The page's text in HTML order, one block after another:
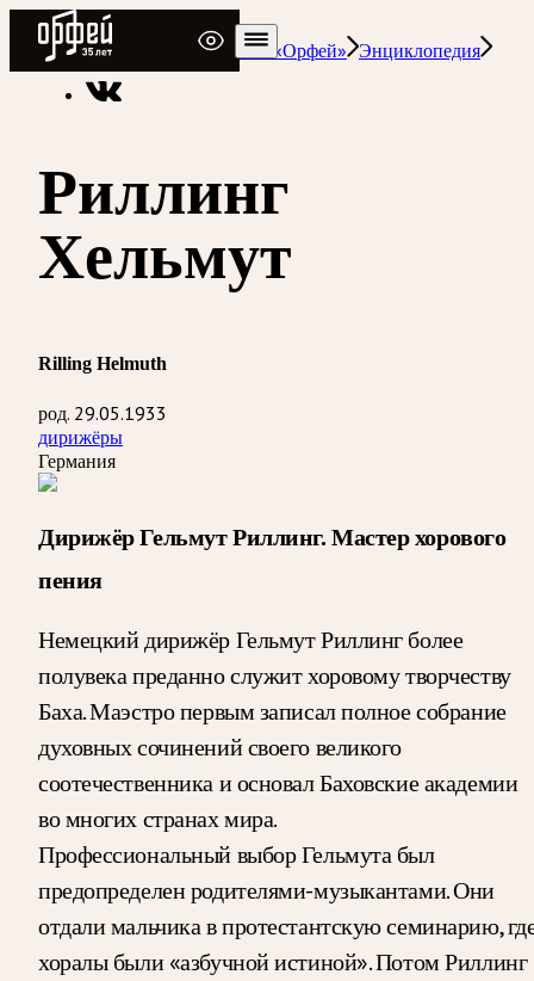
Радио Орфей
Радио классической музыки «Орфей» Энциклопедия
Риллинг
Хельмут
Rilling Helmuth
род. 29.05.1933
дирижёры
Германия
Дирижёр Гельмут Риллинг. Мастер хорового
пения
Немецкий дирижёр Гельмут Риллинг более
полувека преданно служит хоровому творчеству
Баха. Маэстро первым записал полное собрание
духовных сочинений своего великого
соотечественника и основал Баховские академии
во многих странах мира.
Профессиональный выбор Гельмута был
предопределен родителями-музыкантами. Они
отдали мальчика в протестантскую семинарию,
хоралы были «азбучной истиной». Потом Риллинг